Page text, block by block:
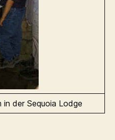
der Sequoia Lodge